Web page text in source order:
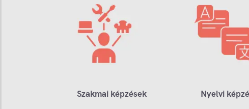
Szakmai képzések Nyelvi